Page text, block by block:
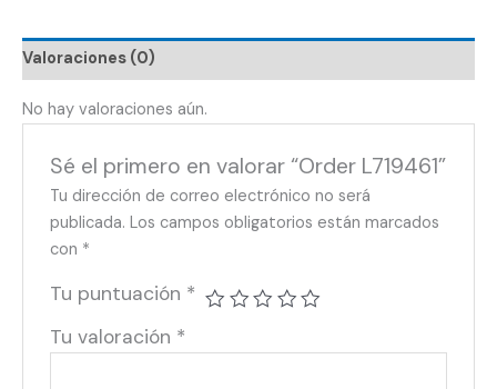
Valoraciones (0)
No hay valoraciones aún.
Sé el primero en valorar “Order L719461”
Tu dirección de correo electrónico no será
publicada. Los campos obligatorios están marcados
con *
Tu puntuación *
Tu valoración *